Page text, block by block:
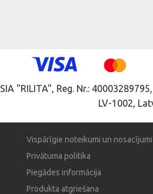
SIA "RILITA", Reg. Nr.:
LV-1002,
Vispārīgie noteikumi un nosacījumi
Privātuma politika
Piegādes informācija
Produkta atgriešana